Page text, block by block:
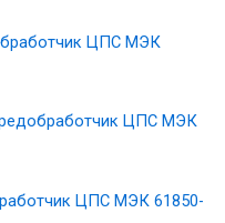
ЦПС МЭК
ЦПС МЭК
ЦПС МЭК 61850-